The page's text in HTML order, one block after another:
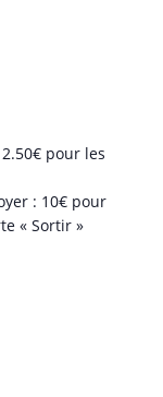
pour les
: 10€ pour
« Sortir »